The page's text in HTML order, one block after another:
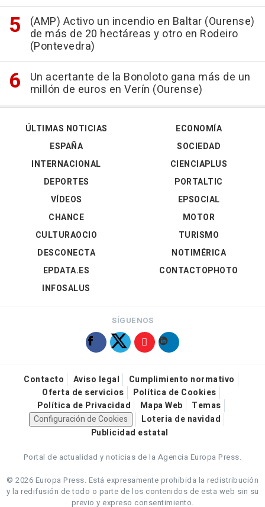
(AMP) Activo un incendio en Baltar (Ourense)
de más de 20 hectáreas y otro en Rodeiro
(Pontevedra)
Un acertante de la Bonoloto gana más de un
millón de euros en Verín (Ourense)
ÚLTIMAS NOTICIAS
ESPAÑA
INTERNACIONAL
DEPORTES
VÍDEOS
ECONOMÍA
SOCIEDAD
CIENCIAPLUS
PORTALTIC
EPSOCIAL
CHANCE
CULTURAOCIO
DESCONECTA
EPDATA.ES
INFOSALUS
MOTOR
TURISMO
NOTIMÉRICA
CONTACTOPHOTO
SÍGUENOS
Contacto Aviso legal
Cumplimiento normativo
Oferta de servicios
Política de Cookies
Política de Privacidad
Mapa Web
Temas
Configuración de Cookies
Loteria de navidad
Publicidad estatal
Portal de actualidad y noticias de la Agencia Europa Press.
© 2026 Europa Press. Está expresamente prohibida la redistribución
y la redifusión de todo o parte de los contenidos de esta web sin su
previo y expreso consentimiento.